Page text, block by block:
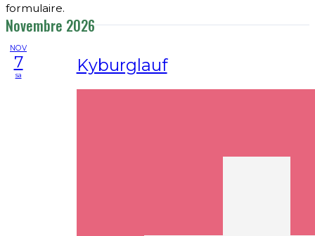
formulaire.
Novembre 2026
NOV
7
sa Kyburglauf